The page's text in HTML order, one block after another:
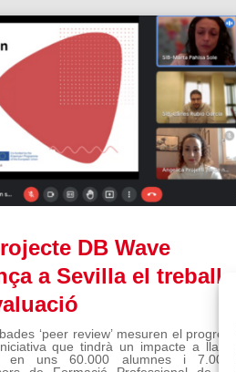
DB Wave
a Sevilla el treball
‘peer review’ mesuren el progrés
que tindrà un impacte a llarg
en uns 60.000 alumnes i 7.000